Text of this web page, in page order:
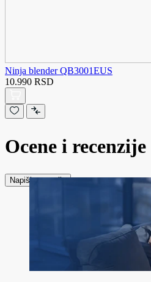
Ninja blender QB3001EUS
10.990 RSD
Ocene i recenzije
Napiši recenziju